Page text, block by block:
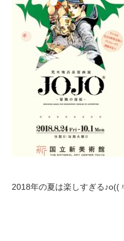
2018年の夏は楽しすぎる♪o((